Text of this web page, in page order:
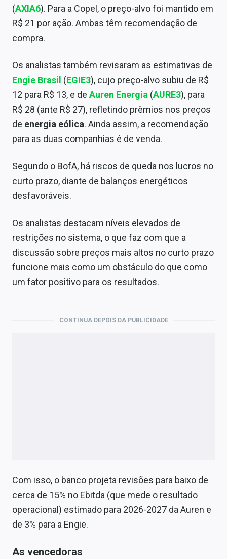
Sobre
Expediente
Contato
(AXIA6). Para a Copel, o preço-alvo foi mantido em
R$ 21 por ação. Ambas têm recomendação de
compra.
Os analistas também revisaram as estimativas de
Engie Brasil (EGIE3), cujo preço-alvo subiu de R$
12 para R$ 13, e deAuren Energia (AURE3), para
R$ 28 (ante R$ 27), refletindo prêmios nos preços
de energia eólica. Ainda assim, a recomendação
para as duas companhias é de venda.
Segundo o BofA, há riscos de queda nos lucros no
curto prazo, diante de balanços energéticos
desfavoráveis.
Os analistas destacam níveis elevados de
restrições no sistema, o que faz com que a
discussão sobre preços mais altos no curto prazo
funcione mais como um obstáculo do que como
um fator positivo para os resultados.
CONTINUA DEPOIS DA PUBLICIDADE
Com isso, o banco projeta revisões para baixo de
cerca de 15% no Ebitda (que mede o resultado
operacional) estimado para 2026-2027 da Auren e
de 3% para a Engie.
As vencedoras